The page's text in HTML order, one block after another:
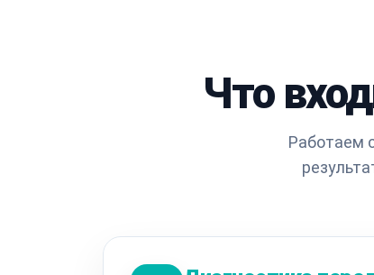
Что
Работаем